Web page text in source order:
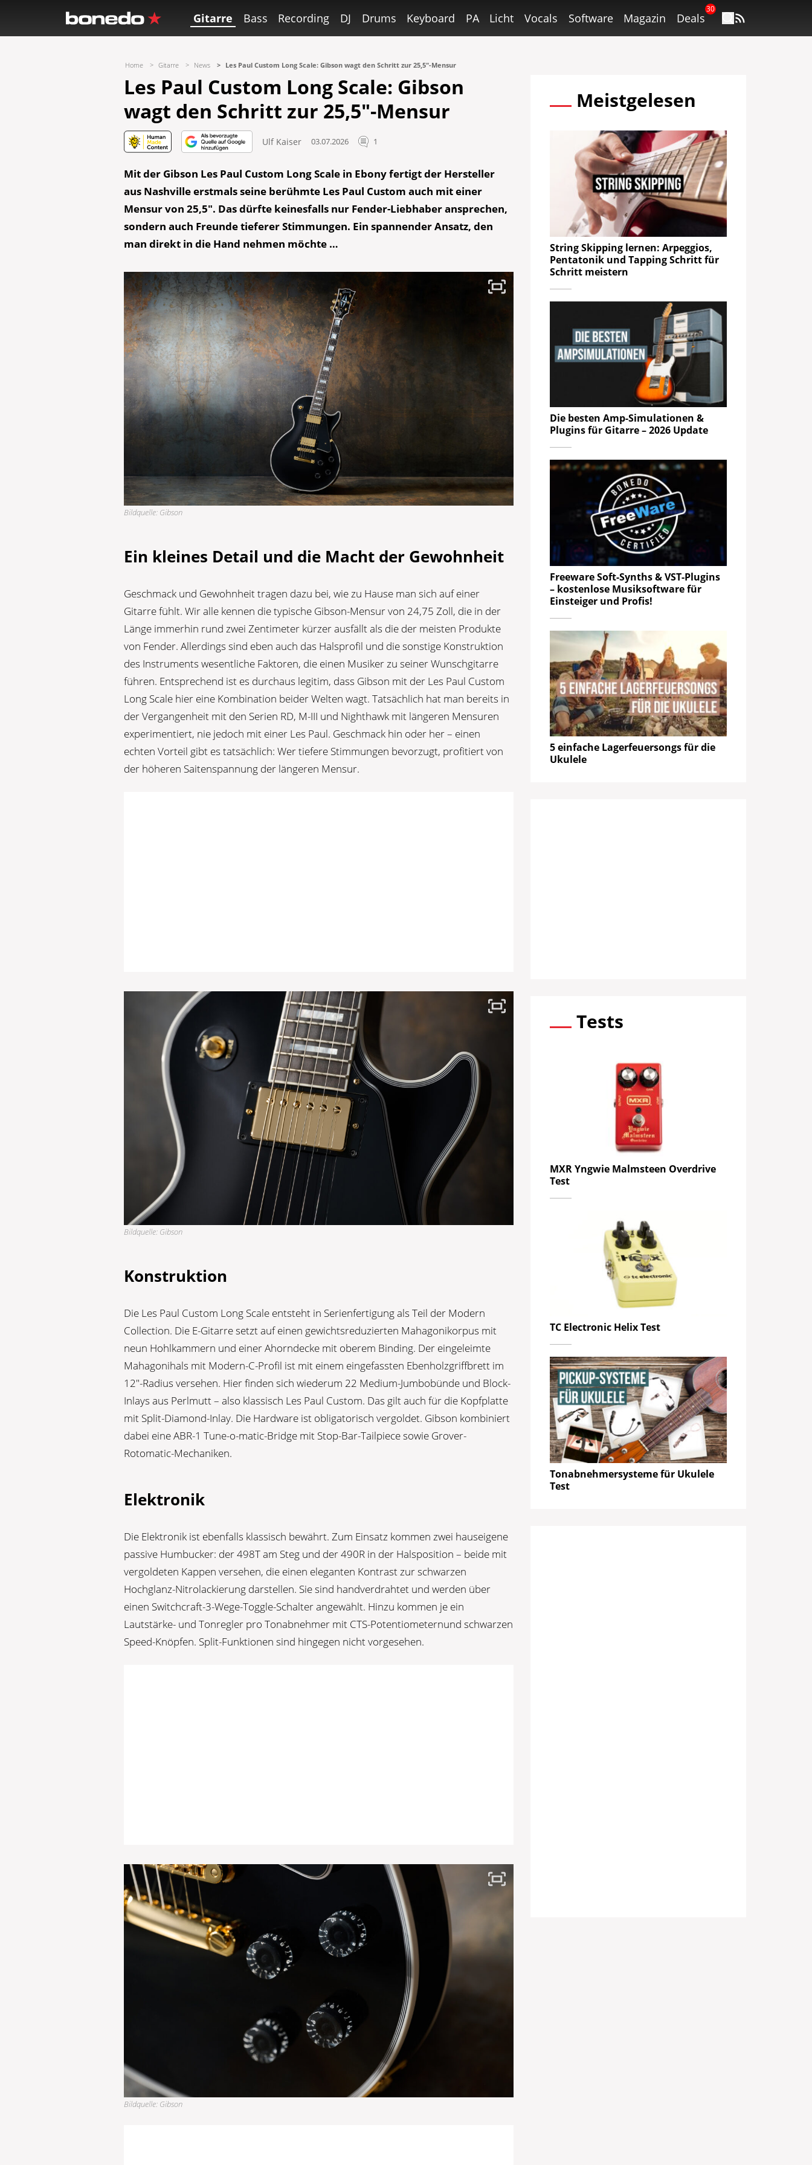
Gitarre Bass Recording DJ Drums Keyboard PA Licht Vocals Software Magazin Deals
30
Home Gitarre News Les Paul Custom Long Scale: Gibson wagt den Schritt zur 25,5″-Mensur
Les Paul Custom Long Scale: Gibson
wagt den Schritt zur 25,5″-Mensur
Ulf Kaiser 03.07.2026 1
Mit der Gibson Les Paul Custom Long Scale in Ebony fertigt der Hersteller
aus Nashville erstmals seine berühmte Les Paul Custom auch mit einer
Mensur von 25,5″. Das dürfte keinesfalls nur Fender-Liebhaber ansprechen,
sondern auch Freunde tieferer Stimmungen. Ein spannender Ansatz, den
man direkt in die Hand nehmen möchte …
Bildquelle: Gibson
Ein kleines Detail und die Macht der Gewohnheit
Geschmack und Gewohnheit tragen dazu bei, wie zu Hause man sich auf einer
Gitarre fühlt. Wir alle kennen die typische Gibson-Mensur von 24,75 Zoll, die in der
Länge immerhin rund zwei Zentimeter kürzer ausfällt als die der meisten Produkte
von Fender. Allerdings sind eben auch das Halsprofil und die sonstige Konstruktion
des Instruments wesentliche Faktoren, die einen Musiker zu seiner Wunschgitarre
führen. Entsprechend ist es durchaus legitim, dass Gibson mit der Les Paul Custom
Long Scale hier eine Kombination beider Welten wagt. Tatsächlich hat man bereits in
der Vergangenheit mit den Serien RD, M-III und Nighthawk mit längeren Mensuren
experimentiert, nie jedoch mit einer Les Paul. Geschmack hin oder her – einen
echten Vorteil gibt es tatsächlich: Wer tiefere Stimmungen bevorzugt, profitiert von
der höheren Saitenspannung der längeren Mensur.
Bildquelle: Gibson
Konstruktion
Die Les Paul Custom Long Scale entsteht in Serienfertigung als Teil der Modern
Collection. Die E-Gitarre setzt auf einen gewichtsreduzierten Mahagonikorpus mit
neun Hohlkammern und einer Ahorndecke mit oberem Binding. Der eingeleimte
Mahagonihals mit Modern-C-Profil ist mit einem eingefassten Ebenholzgriffbrett im
12″-Radius versehen. Hier finden sich wiederum 22 Medium-Jumbobünde und Block-
Inlays aus Perlmutt – also klassisch Les Paul Custom. Das gilt auch für die Kopfplatte
mit Split-Diamond-Inlay. Die Hardware ist obligatorisch vergoldet. Gibson kombiniert
dabei eine ABR-1 Tune-o-matic-Bridge mit Stop-Bar-Tailpiece sowie Grover-
Rotomatic-Mechaniken.
Elektronik
Die Elektronik ist ebenfalls klassisch bewährt. Zum Einsatz kommen zwei hauseigene
passive Humbucker: der 498T am Steg und der 490R in der Halsposition – beide mit
vergoldeten Kappen versehen, die einen eleganten Kontrast zur schwarzen
Hochglanz-Nitrolackierung darstellen. Sie sind handverdrahtet und werden über
einen Switchcraft-3-Wege-Toggle-Schalter angewählt. Hinzu kommen je ein
Lautstärke- und Tonregler pro Tonabnehmer mit CTS-Potentiometernund schwarzen
Speed-Knöpfen. Split-Funktionen sind hingegen nicht vorgesehen.
Bildquelle: Gibson
Meistgelesen
String Skipping lernen: Arpeggios,
Pentatonik und Tapping Schritt für
Schritt meistern
Die besten Amp-Simulationen &
Plugins für Gitarre – 2026 Update
Freeware Soft-Synths & VST-Plugins
– kostenlose Musiksoftware für
Einsteiger und Profis!
5 einfache Lagerfeuersongs für die
Ukulele
Tests
MXR Yngwie Malmsteen Overdrive
Test
TC Electronic Helix Test
Tonabnehmersysteme für Ukulele
Test